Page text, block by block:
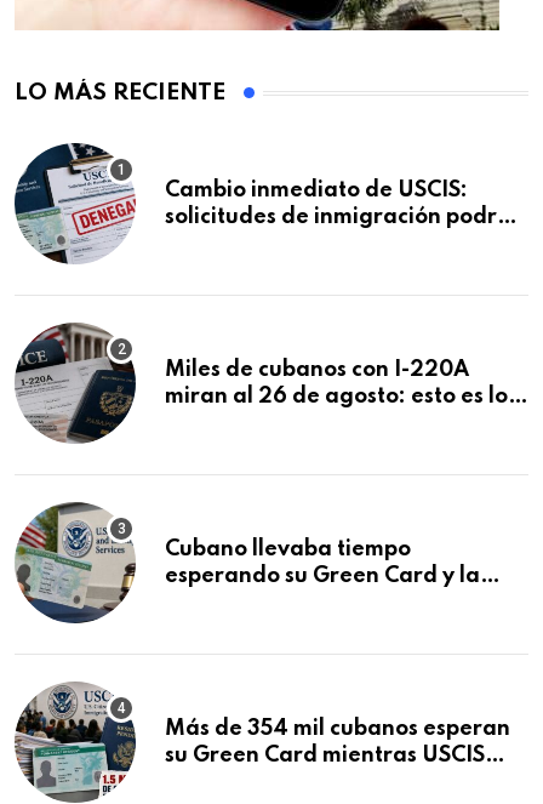
LO MÁS RECIENTE
Cambio inmediato de USCIS:
solicitudes de inmigración podrán
Miles de cubanos con I-220A
miran al 26 de agosto: esto es lo
Cubano llevaba tiempo
esperando su Green Card y la
Más de 354 mil cubanos esperan
su Green Card mientras USCIS